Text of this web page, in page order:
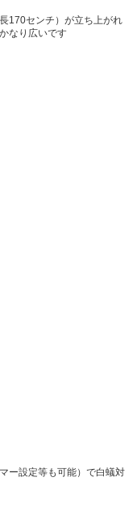
170センチ）が立ち上がれ
なり広いです
ー設定等も可能）で白蟻対